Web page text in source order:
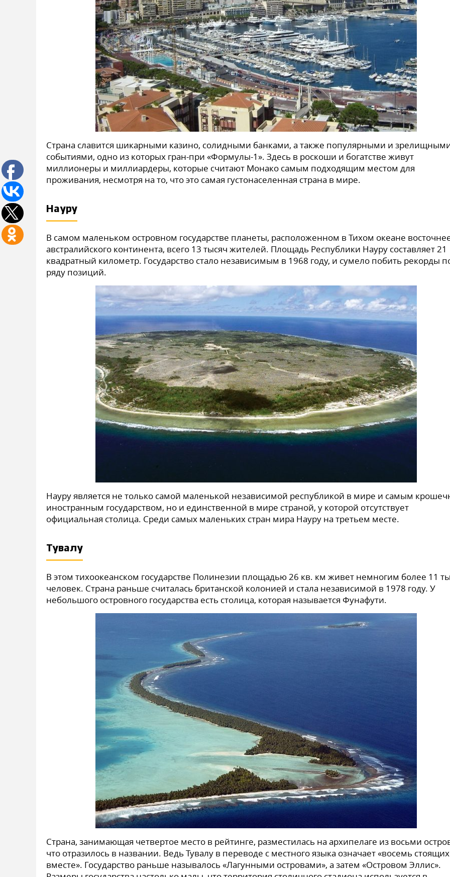
Страна славится шикарными казино, солидными банками, а также популярными и
событиями, одно из которых гран-при «Формулы-1». Здесь в роскоши и богатстве живут
миллионеры и миллиардеры, которые считают Монако самым подходящим местом для
проживания, несмотря на то, что это самая густонаселенная страна в мире.
Науру
В самом маленьком островном государстве планеты, расположенном в Тихом океане
австралийского континента, всего 13 тысяч жителей. Площадь Республики Науру составляет 21
квадратный километр. Государство стало независимым в 1968 году, и сумело побить рекорды
ряду позиций.
Науру является не только самой маленькой независимой республикой в мире и самым
иностранным государством, но и единственной в мире страной, у которой отсутствует
официальная столица. Среди самых маленьких стран мира Науру на третьем месте.
Тувалу
В этом тихоокеанском государстве Полинезии площадью 26 кв. км живет немногим более 11
человек. Страна раньше считалась британской колонией и стала независимой в 1978 году. У
небольшого островного государства есть столица, которая называется Фунафути.
Страна, занимающая четвертое место в рейтинге, разместилась на архипелаге из восьми
что отразилось в названии. Ведь Тувалу в переводе с местного языка означает «восемь стоящих
вместе». Государство раньше называлось «Лагунными островами», а затем «Островом Эллис».